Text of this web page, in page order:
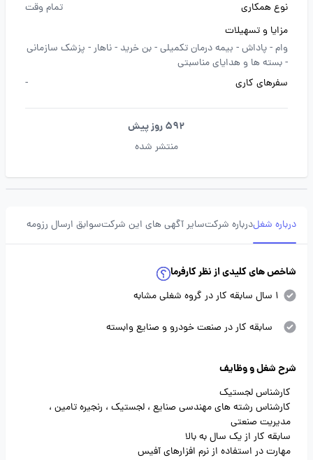
نوع همکاری
تمام وقت
مزایا و تسهیلات
وام -پاداش - بیمه درمان تکمیلی -بن خرید -ناهار - پزشک سازمانی
-بسته ها و هدایای مناسبتی
سفرهای کاری
-
592 روز پیش
منتشر شده
درباره شغلدرباره شرکتسایر آگهی های این شرکتسوابق ارسال رزومه
شاخص های کلیدی از نظر کارفرما
1 سال سابقه کار در گروه شغلی مشابه
سابقه کار در صنعت خودرو و صنایع وابسته
شرح شغل و وظایف
کارشناس لجستیک
کارشناس رشته های مهندسی صنایع ، لجستیک ، رنجیره تامین ،
مدیریت صنعتی
سابقه کار از یک سال به بالا
مهارت در استفاده از نرم افزارهای آفیس